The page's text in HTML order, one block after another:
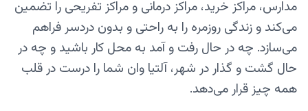
مدارس، مراکز خرید، مراکز درمانی و مراکز تفریحی را تضمین
می‌کند و زندگی روزمره را به راحتی و بدون دردسر فراهم
می‌سازد. چه در حال رفت و آمد به محل کار باشید و چه در
حال گشت و گذار در شهر، آلتیا وان شما را درست در قلب
همه چیز قرار می‌دهد.